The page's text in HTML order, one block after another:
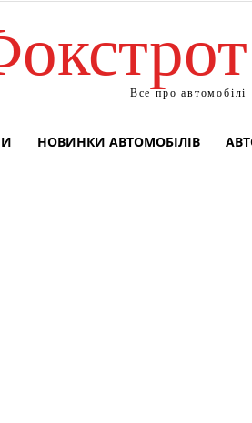
Все про автомобілі
НОВИНКИ АВТОМОБІЛІВ